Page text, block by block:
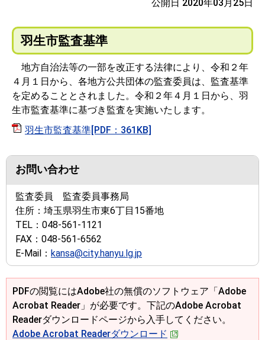
公開日 2020年03月25日
羽生市監査基準
地方自治法等の一部を改正する法律により、令和２年
４月１日から、各地方公共団体の監査委員は、監査基準
を定めることとされました。令和２年４月１日から、羽
生市監査基準に基づき監査を実施いたします。
羽生市監査基準[PDF：361KB]
お問い合わせ
監査委員 監査委員事務局
住所： 埼玉県羽生市東6丁目15番地
TEL： 048-561-1121
FAX： 048-561-6562
E-Mail： kansa@city.hanyu.lg.jp
PDFの閲覧にはAdobe社の無償のソフトウェア「Adobe
Acrobat Reader」が必要です。下記のAdobe Acrobat
Readerダウンロードページから入手してください。
Adobe Acrobat Readerダウンロード